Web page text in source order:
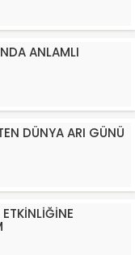
ANLAMLI
DÜNYA ARI GÜNÜ